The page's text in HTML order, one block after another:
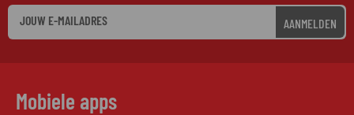
AANMELDEN
Mobiele apps